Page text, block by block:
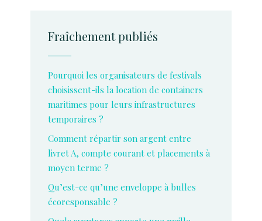
Fraîchement publiés
Pourquoi les organisateurs de festivals
choisissent-ils la location de containers
maritimes pour leurs infrastructures
temporaires ?
Comment répartir son argent entre
livret A, compte courant et placements à
moyen terme ?
Qu’est-ce qu’une enveloppe à bulles
écoresponsable ?